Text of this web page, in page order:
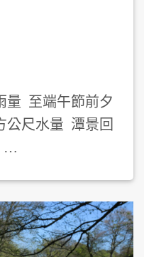
量 至端午節前夕
公尺水量 潭景回
…